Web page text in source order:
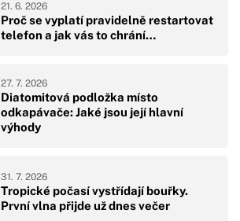
Proč se vyplatí pravidelně restartovat
telefon a jak vás to chrání…
21. 6. 2026
Diatomitová podložka místo
odkapávače: Jaké jsou její hlavní
výhody
27. 7. 2026
Tropické počasí vystřídají bouřky.
První vlna přijde už dnes večer
31. 7. 2026